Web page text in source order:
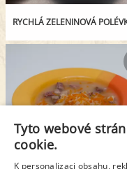
Tyto webové
cookie.
K personalizaci obsahu,